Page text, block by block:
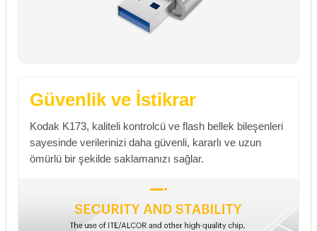
Güvenlik ve İstikrar
Kodak K173, kaliteli kontrolcü ve flash bellek bileşenleri
sayesinde verilerinizi daha güvenli, kararlı ve uzun
ömürlü bir şekilde saklamanızı sağlar.